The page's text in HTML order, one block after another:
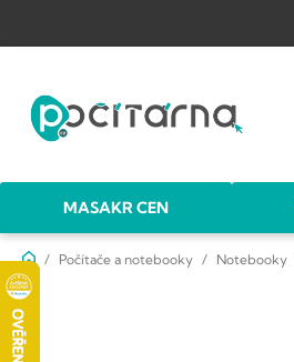
obsah
MASAKR CEN
DomůPočítače a notebooky Notebooky
P
o